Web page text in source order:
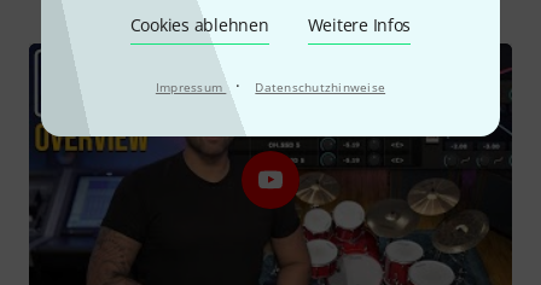
Cookies ablehnen Weitere Infos
Impressum · Datenschutzhinweise